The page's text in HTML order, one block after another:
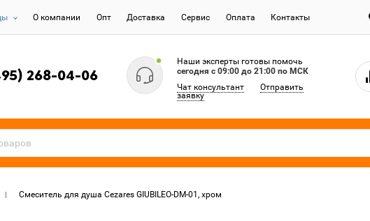
О компании Опт Доставка Сервис Оплата Контакты
268-04-06
Наши эксперты готовы помочь
сегодня c 09:00 до 21:00 по МСК
Чат консультант
Отправить
заявку
Смеситель для душа Cezares GIUBILEO-DM-01, хром